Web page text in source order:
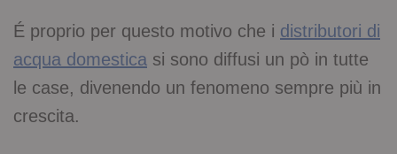
É proprio per questo motivo che i distributori di
acqua domestica si sono diffusi un pò in tutte
le case, divenendo un fenomeno sempre più in
crescita.